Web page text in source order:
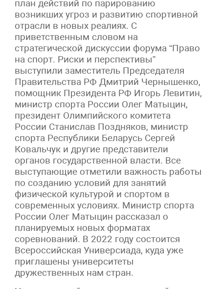
план действий по парированию
возникших угроз и развитию спортивной
отрасли в новых реалиях. С
приветственным словом на
стратегической дискуссии форума “Право
на спорт. Риски и перспективы”
выступили заместитель Председателя
Правительства РФ Дмитрий Чернышенко,
помощник Президента РФ Игорь Левитин,
министр спорта России Олег Матыцин,
президент Олимпийского комитета
России Станислав Поздняков, министр
спорта Республики Беларусь Сергей
Ковальчук и другие представители
органов государственной власти. Все
выступающие отметили важность работы
по созданию условий для занятий
физической культурой и спортом в
современных условиях. Министр спорта
России Олег Матыцин рассказал о
планируемых новых форматах
соревнований. В 2022 году состоится
Всероссийская Универсиада, куда уже
приглашены университеты
дружественных нам стран.